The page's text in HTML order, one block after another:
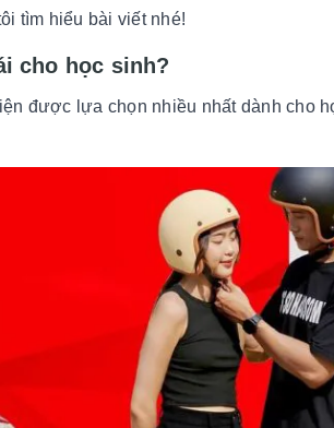
tìm hiểu bài viết nhé!
cho học sinh?
được lựa chọn nhiều nhất dành cho